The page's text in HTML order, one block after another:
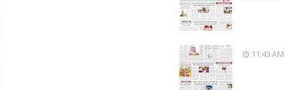
11:43 AM